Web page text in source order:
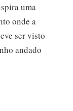
uma
onde a
ser visto
andado